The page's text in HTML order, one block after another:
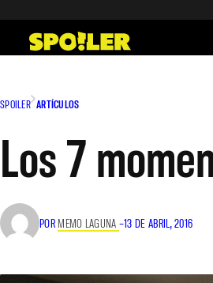
contenido
SPOILER ARTÍCULOS
Los 7
POR MEMO LAGUNA –13 DE ABRIL, 2016